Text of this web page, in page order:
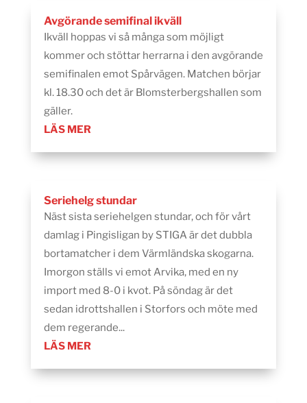
Avgörande semifinal ikväll
Ikväll hoppas vi så många som möjligt
kommer och stöttar herrarna i den avgörande
semifinalen emot Spårvägen. Matchen börjar
kl. 18.30 och det är Blomsterbergshallen som
gäller.
LÄS MER
Seriehelg stundar
Näst sista seriehelgen stundar, och för vårt
damlag i Pingisligan by STIGA är det dubbla
bortamatcher i dem Värmländska skogarna.
Imorgon ställs vi emot Arvika, med en ny
import med 8-0 i kvot. På söndag är det
sedan idrottshallen i Storfors och möte med
dem regerande...
LÄS MER